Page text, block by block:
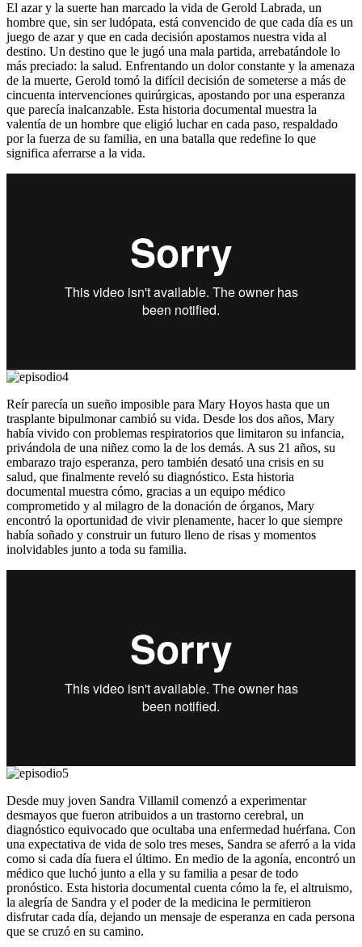
El azar y la suerte han marcado la vida de Gerold Labrada, un
hombre que, sin ser ludópata, está convencido de que cada día es un
juego de azar y que en cada decisión apostamos nuestra vida al
destino. Un destino que le jugó una mala partida, arrebatándole lo
más preciado: la salud. Enfrentando un dolor constante y la amenaza
de la muerte, Gerold tomó la difícil decisión de someterse a más de
cincuenta intervenciones quirúrgicas, apostando por una esperanza
que parecía inalcanzable. Esta historia documental muestra la
valentía de un hombre que eligió luchar en cada paso, respaldado
por la fuerza de su familia, en una batalla que redefine lo que
significa aferrarse a la vida.
Reír parecía un sueño imposible para Mary Hoyos hasta que un
trasplante bipulmonar cambió su vida. Desde los dos años, Mary
había vivido con problemas respiratorios que limitaron su infancia,
privándola de una niñez como la de los demás. A sus 21 años, su
embarazo trajo esperanza, pero también desató una crisis en su
salud, que finalmente reveló su diagnóstico. Esta historia
documental muestra cómo, gracias a un equipo médico
comprometido y al milagro de la donación de órganos, Mary
encontró la oportunidad de vivir plenamente, hacer lo que siempre
había soñado y construir un futuro lleno de risas y momentos
inolvidables junto a toda su familia.
Desde muy joven Sandra Villamil comenzó a experimentar
desmayos que fueron atribuidos a un trastorno cerebral, un
diagnóstico equivocado que ocultaba una enfermedad huérfana. Con
una expectativa de vida de solo tres meses, Sandra se aferró a la vida
como si cada día fuera el último. En medio de la agonía, encontró un
médico que luchó junto a ella y su familia a pesar de todo
pronóstico. Esta historia documental cuenta cómo la fe, el altruismo,
la alegría de Sandra y el poder de la medicina le permitieron
disfrutar cada día, dejando un mensaje de esperanza en cada persona
que se cruzó en su camino.